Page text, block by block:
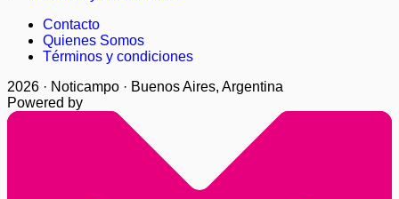
Contacto
Quienes Somos
Términos y condiciones
2026 · Noticampo · Buenos Aires, Argentina
Powered by